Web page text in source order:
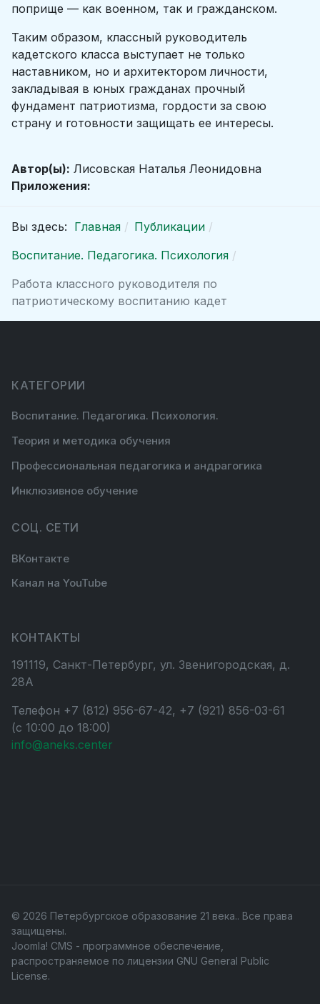
поприще — как военном, так и гражданском.
Таким образом, классный руководитель
кадетского класса выступает не только
наставником, но и архитектором личности,
закладывая в юных гражданах прочный
фундамент патриотизма, гордости за свою
страну и готовности защищать ее интересы.
Автор(ы): Лисовская Наталья Леонидовна
Приложения:
Вы здесь: Главная
Публикации
Воспитание. Педагогика. Психология
Работа классного руководителя по
патриотическому воспитанию кадет
КАТЕГОРИИ
Воспитание. Педагогика. Психология.
Теория и методика обучения
Профессиональная педагогика и андрагогика
Инклюзивное обучение
СОЦ. СЕТИ
ВКонтакте
Канал на YouTube
КОНТАКТЫ
191119, Санкт-Петербург, ул. Звенигородская, д.
28А
Телефон +7 (812) 956-67-42, +7 (921) 856-03-61
(с 10:00 до 18:00)
info@aneks.center
© 2026 Петербургское образование 21 века.. Все права
защищены.
Joomla! CMS - программное обеспечение,
распространяемое по лицензии GNU General Public
License.